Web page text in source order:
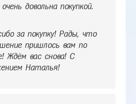
довольна покупкой.
за покупку! Рады, что
пришлось вам по
Ждём вас снова! С
Наталья!